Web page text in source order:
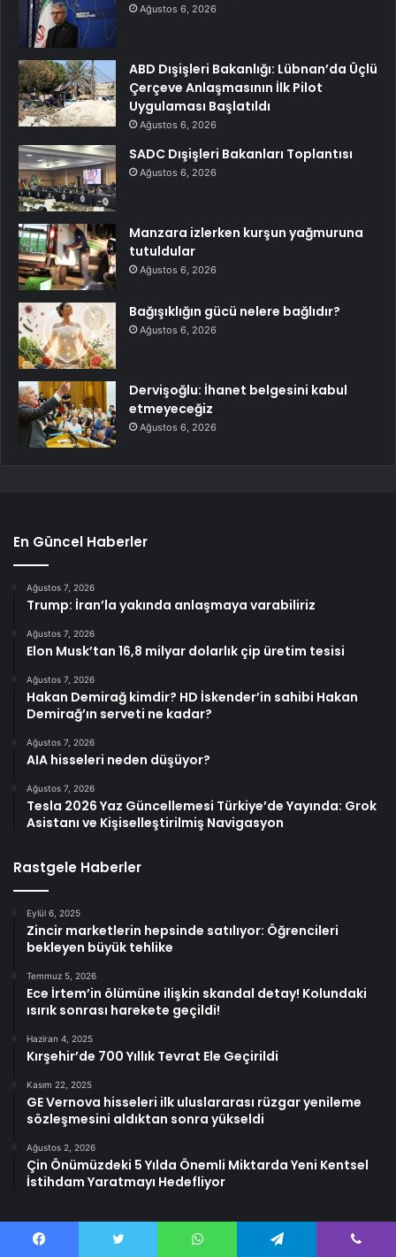
Ağustos 6, 2026
ABD Dışişleri Bakanlığı: Lübnan’da Üçlü
Çerçeve Anlaşmasının İlk Pilot
Uygulaması Başlatıldı
Ağustos 6, 2026
SADC Dışişleri Bakanları Toplantısı
Ağustos 6, 2026
Manzara izlerken kurşun yağmuruna
tutuldular
Ağustos 6, 2026
Bağışıklığın gücü nelere bağlıdır?
Ağustos 6, 2026
Dervişoğlu: İhanet belgesini kabul
etmeyeceğiz
Ağustos 6, 2026
En Güncel Haberler
Ağustos 7, 2026
Trump: İran’la yakında anlaşmaya varabiliriz
Ağustos 7, 2026
Elon Musk’tan 16,8 milyar dolarlık çip üretim tesisi
Ağustos 7, 2026
Hakan Demirağ kimdir? HD İskender’in sahibi Hakan
Demirağ’ın serveti ne kadar?
Ağustos 7, 2026
AIA hisseleri neden düşüyor?
Ağustos 7, 2026
Tesla 2026 Yaz Güncellemesi Türkiye’de Yayında: Grok
Asistanı ve Kişiselleştirilmiş Navigasyon
Rastgele Haberler
Eylül 6, 2025
Zincir marketlerin hepsinde satılıyor: Öğrencileri
bekleyen büyük tehlike
Temmuz 5, 2026
Ece İrtem’in ölümüne ilişkin skandal detay! Kolundaki
ısırık sonrası harekete geçildi!
Haziran 4, 2025
Kırşehir’de 700 Yıllık Tevrat Ele Geçirildi
Kasım 22, 2025
GE Vernova hisseleri ilk uluslararası rüzgar yenileme
sözleşmesini aldıktan sonra yükseldi
Ağustos 2, 2026
Çin Önümüzdeki 5 Yılda Önemli Miktarda Yeni Kentsel
İstihdam Yaratmayı Hedefliyor